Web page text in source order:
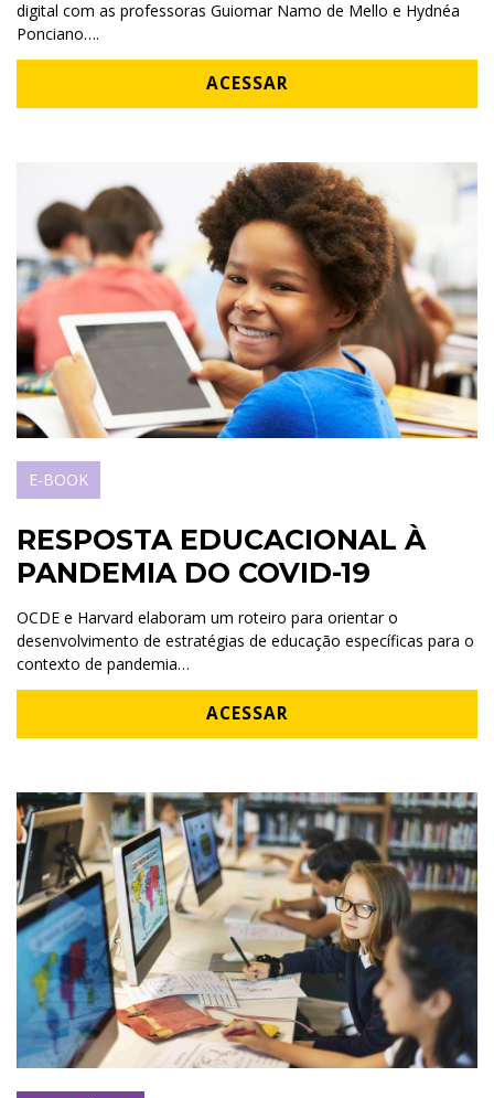
digital com as professoras Guiomar Namo de Mello e Hydnéa
Ponciano….
ACESSAR
E-BOOK
RESPOSTA EDUCACIONAL À
PANDEMIA DO COVID-19
OCDE e Harvard elaboram um roteiro para orientar o
desenvolvimento de estratégias de educação específicas para o
contexto de pandemia…
ACESSAR